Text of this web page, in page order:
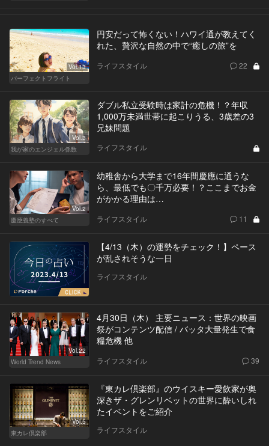
Vol.13
パーフェクトフライト
円安だって怖くない！ハワイ通が教えてく
れた、贅沢な自然の中で“癒しの旅”を
ライフスタイル 22
Vol.3
我が家のエンジェル係数
ダブル私立受験時は家計の危機！？年収
1,000万未満世帯に起こりうる、3歳差の3
兄妹問題
ライフスタイル
Vol.2
慶應義塾のすべて
幼稚舎から大学まで16年間慶應に通うな
ら、最低でも〇千万必要！？ここまでお金
がかかる理由は…
ライフスタイル 11
【4/13（木）の運勢をチェック！】ペース
が乱されそうな一日
ライフスタイル
Vol.22
World Trend News
4月30日（木） 主要ニュース：世界の映画
祭がコンテンツ配信 / バッタ大量発生で食
糧危機 他
ライフスタイル 39
Vol.5
東カレ倶楽部
『東カレ倶楽部』のウイスキー愛飲家が奥
深きザ・グレンリベットの世界に酔いしれ
たイベントをご紹介
ライフスタイル